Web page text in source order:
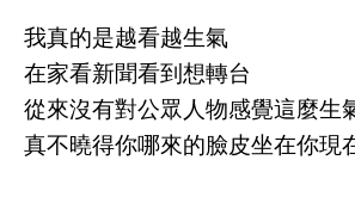
我真的是越看越生氣
在家看新聞看到想轉台
從來沒有對公眾人物感覺這麼生
真不曉得你哪來的臉皮坐在你現